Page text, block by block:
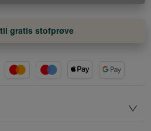
gratis stofprøve